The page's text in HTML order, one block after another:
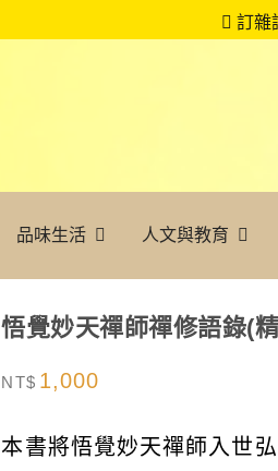
訂雜
品味生活 人文與教育
悟覺妙天禪師禪修語錄(
NT$ 1,000
本書將悟覺妙天禪師入世